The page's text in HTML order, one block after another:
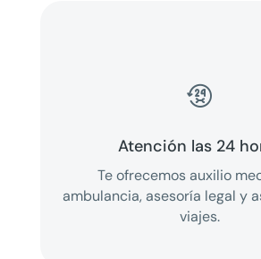

Atención las 24
Te ofrecemos auxilio
ambulancia, asesoría legal y
viajes.